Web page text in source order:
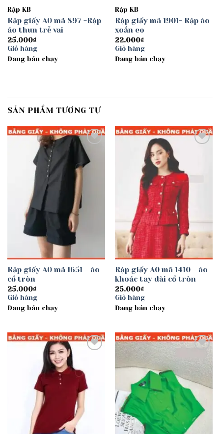
Rập KB
Rập giấy A0 mã 897 -Rập
áo thun trễ vai
25.000₫
Giỏ hàng
Đang bán chạy
Rập KB
Rập giấy mã 1901- Rập áo
xoắn eo
22.000₫
Giỏ hàng
Đang bán chạy
SẢN PHẨM TƯƠNG TỰ
Add to
wishlist
Rập giấy A0 mã 1651 – áo
cổ tròn
25.000₫
Giỏ hàng
Đang bán chạy
Rập giấy A0 mã 1410 – áo
khoác tay dài cổ tròn
25.000₫
Giỏ hàng
Đang bán chạy
wishlist